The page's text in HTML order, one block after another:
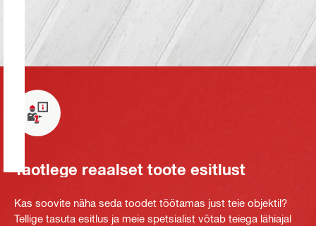
Taotlege reaalset toote esitlust
Kas soovite näha seda toodet töötamas just teie objektil?
Tellige tasuta esitlus ja meie spetsialist võtab teiega lähiajal